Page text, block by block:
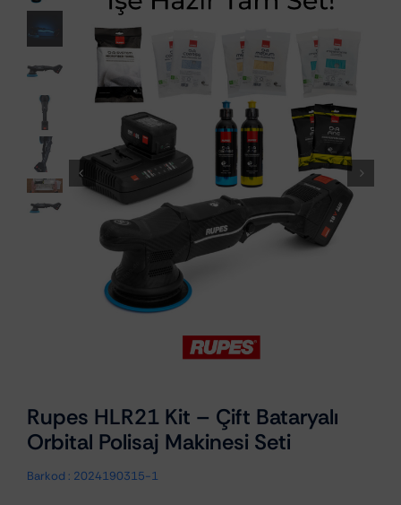
Rupes HLR21 Kit – Çift Bataryalı
Orbital Polisaj Makinesi Seti
Barkod : 2024190315-1